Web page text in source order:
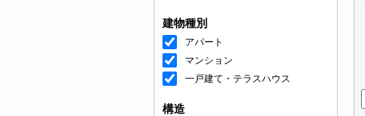
建物種別
アパート
マンション
一戸建て・テラスハウス
構造